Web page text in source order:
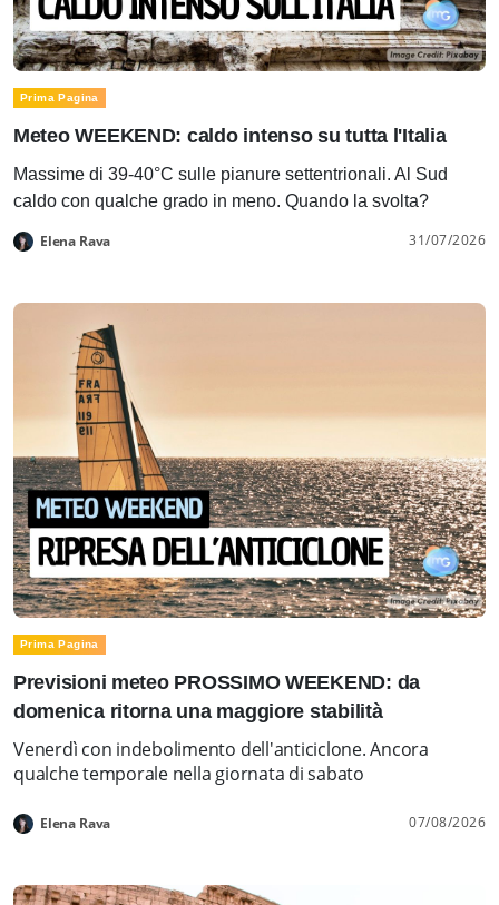
Prima Pagina
Meteo WEEKEND: caldo intenso su tutta l'Italia
Massime di 39-40°C sulle pianure settentrionali. Al Sud
caldo con qualche grado in meno. Quando la svolta?
Elena Rava 31/07/2026
Prima Pagina
Previsioni meteo PROSSIMO WEEKEND: da
domenica ritorna una maggiore stabilità
Venerdì con indebolimento dell'anticiclone. Ancora
qualche temporale nella giornata di sabato
Elena Rava 07/08/2026